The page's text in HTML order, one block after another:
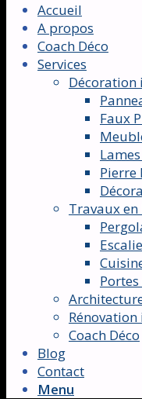
Accueil
A propos
Coach Déco
Services
Faux
Lames
Pierre
Travaux en
Coach Déco
Blog
Contact
Menu